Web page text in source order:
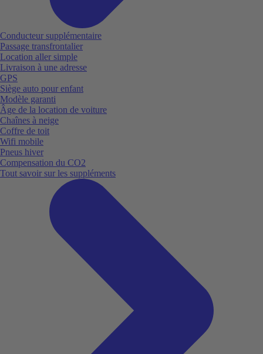
Conducteur supplémentaire
Passage transfrontalier
Location aller simple
Livraison à une adresse
GPS
Siège auto pour enfant
Modèle garanti
Âge de la location de voiture
Chaînes à neige
Coffre de toit
Wifi mobile
Pneus hiver
Compensation du CO2
Tout savoir sur les suppléments